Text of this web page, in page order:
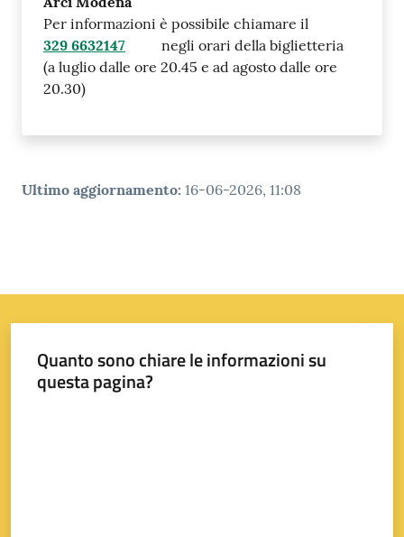
Per informazioni è possibile chiamare il
329 6632147
negli orari della biglietteria
(a luglio dalle ore 20.45 e ad agosto dalle ore
20.30)
Ultimo aggiornamento: 16-06-2026, 11:08
Quanto sono chiare le informazioni su
questa pagina?